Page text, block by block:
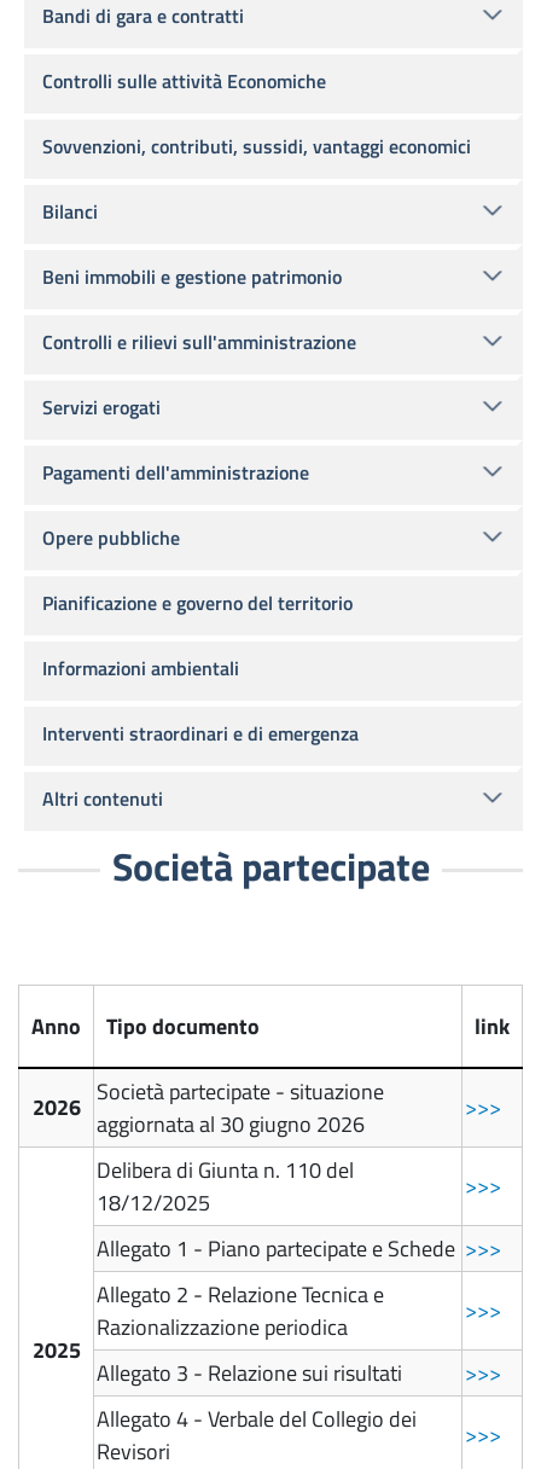
Società partecipate
Anno Tipo documento link
2026 Società partecipate - situazione
aggiornata al 30 giugno 2026
>>>
2025
Delibera di Giunta n. 110 del
18/12/2025
>>>
Allegato 1 - Piano partecipate e Schede >>>
Allegato 2 - Relazione Tecnica e
Razionalizzazione periodica
>>>
Allegato 3 - Relazione sui risultati
>>>
Allegato 4 - Verbale del Collegio dei
Revisori
>>>
Bandi di gara e contratti
Controlli sulle attività Economiche
Sovvenzioni, contributi, sussidi, vantaggi economici
Bilanci
Beni immobili e gestione patrimonio
Controlli e rilievi sull'amministrazione
Servizi erogati
Pagamenti dell'amministrazione
Opere pubbliche
Pianificazione e governo del territorio
Informazioni ambientali
Interventi straordinari e di emergenza
Altri contenuti